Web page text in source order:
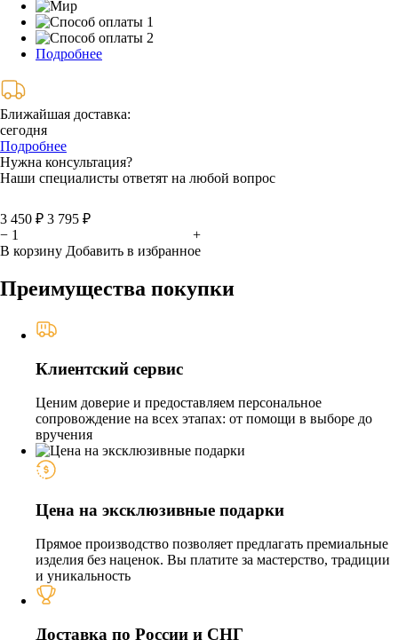
Подробнее
Ближайшая доставка:
сегодня
Подробнее
Нужна консультация?
Наши специалисты ответят на любой вопрос
3 450 ₽ 3 795 ₽
−
+
В корзину Добавить в избранное
Преимущества покупки
Клиентский сервис
Ценим доверие и предоставляем персональное
сопровождение на всех этапах: от помощи в выборе до
вручения
Цена на эксклюзивные подарки
Прямое производство позволяет предлагать премиальные
изделия без наценок. Вы платите за мастерство, традиции
и уникальность
Доставка по России и СНГ